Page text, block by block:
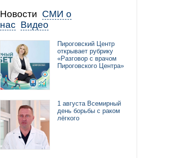
Новости СМИ о
нас Видео
Пироговский Центр
открывает рубрику
«Разговор с врачом
Пироговского Центра»
1 августа Всемирный
день борьбы с раком
лёгкого